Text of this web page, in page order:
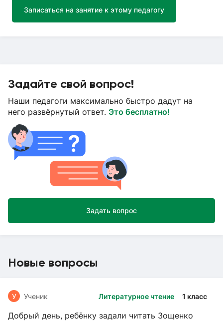
Записаться на занятие к этому педагогу
Задайте свой вопрос!
Наши педагоги максимально быстро дадут на
него развёрнутый ответ. Это бесплатно!
Задать вопрос
Новые вопросы
Литературное чтение 1 класс
У Ученик
Добрый день, ребёнку задали читать Зощенко